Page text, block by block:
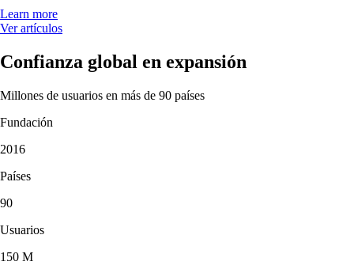
Learn more
Ver artículos
Confianza global en expansión
Millones de usuarios en más de 90 países
Fundación
2016
Países
90
Usuarios
150 M